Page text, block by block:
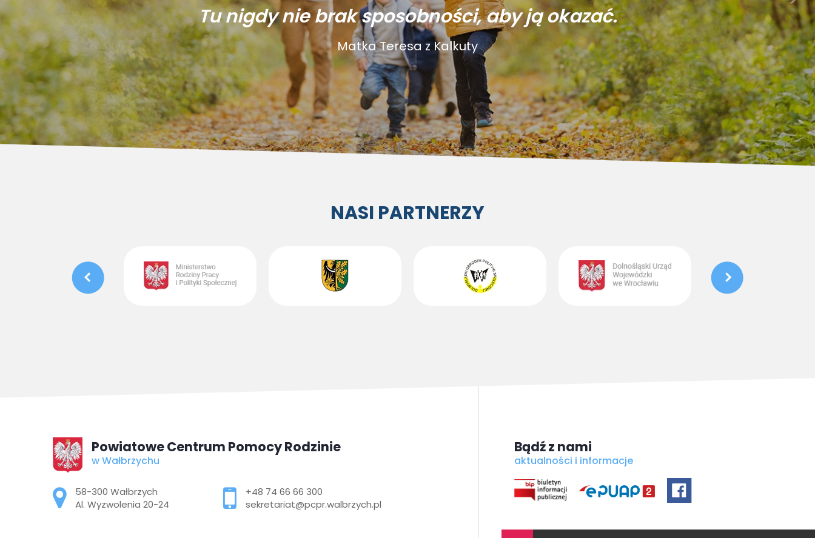
Tu nigdy nie brak sposobności, aby ją okazać.
Matka Teresa z Kalkuty
NASI PARTNERZY
Powiatowe Centrum Pomocy Rodzinie
w Wałbrzychu
Adres pocztowy:
58-300 Wałbrzych
Al. Wyzwolenia 20-24
+48 74 66 66 300
sekretariat@pcpr.walbrzych.pl
Bądź z nami
aktualności i informacje